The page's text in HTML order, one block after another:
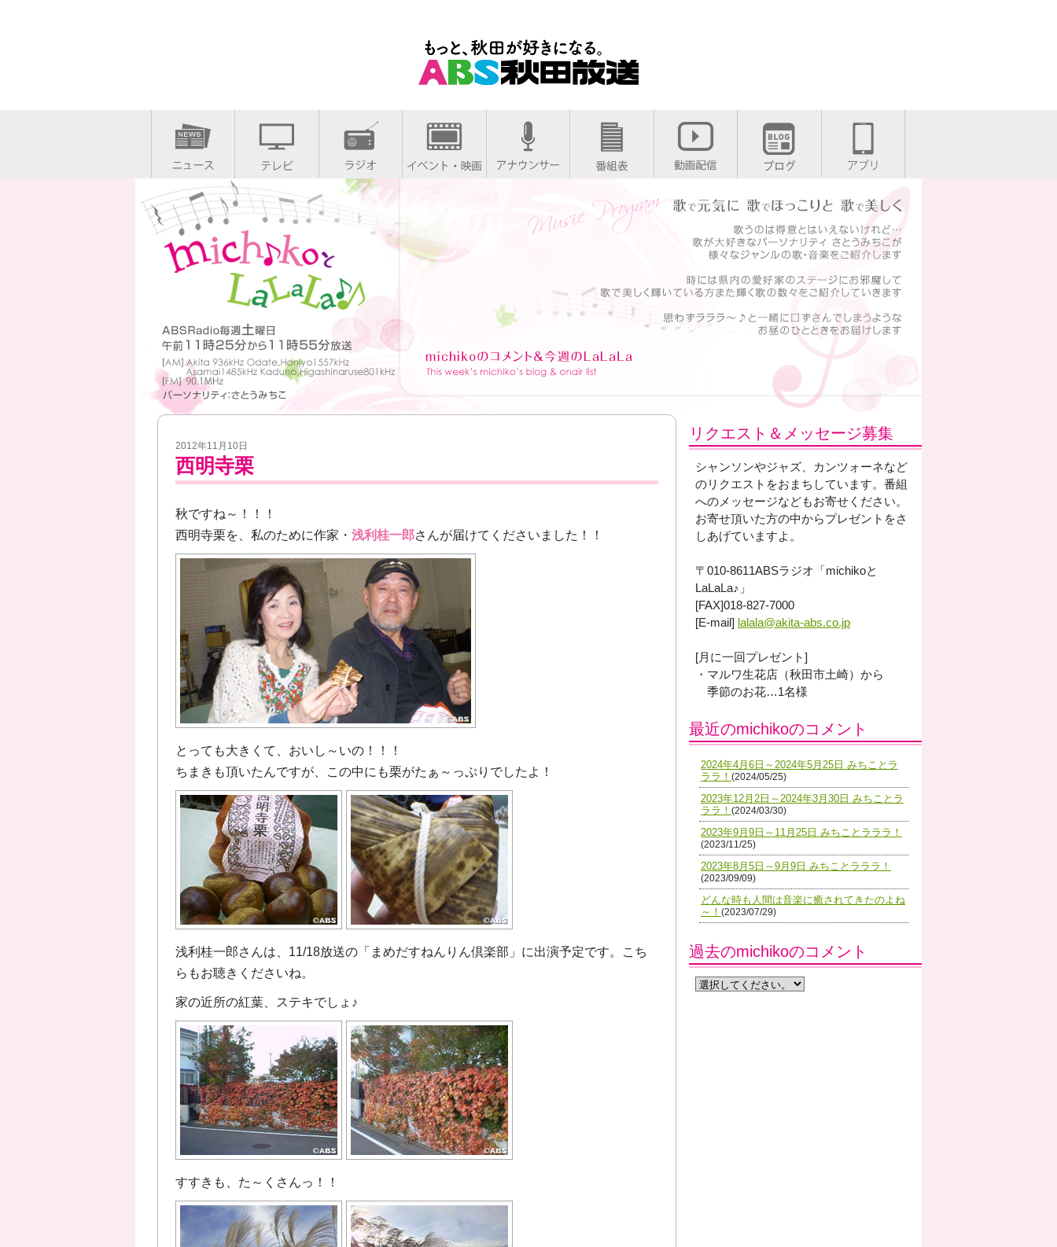
2012年11月10日
西明寺栗
秋ですね～！！！
西明寺栗を、私のために作家・浅利桂一郎さんが届けてくださいました！！
とっても大きくて、おいし～いの！！！
ちまきも頂いたんですが、この中にも栗がたぁ～っぷりでしたよ！
浅利桂一郎さんは、11/18放送の「まめだすねんりん倶楽部」に出演予定です。こち
らもお聴きくださいね。
家の近所の紅葉、ステキでしょ♪
すすきも、た～くさんっ！！
リクエスト＆メッセージ募集
シャンソンやジャズ、カンツォーネなど
のリクエストをおまちしています。番組
へのメッセージなどもお寄せください。
お寄せ頂いた方の中からプレゼントをさ
しあげていますよ。
〒010-8611ABSラジオ「michikoと
LaLaLa♪」
[FAX]018-827-7000
[E-mail] lalala@akita-abs.co.jp
[月に一回プレゼント]
・マルワ生花店（秋田市土崎）から
季節のお花…1名様
最近のmichikoのコメント
2024年4月6日～2024年5月25日 みちことラ
ララ！ (2024/05/25)
2023年12月2日～2024年3月30日 みちことラ
ララ！ (2024/03/30)
2023年9月9日～11月25日 みちことラララ！
(2023/11/25)
2023年8月5日～9月9日 みちことラララ！
(2023/09/09)
どんな時も人間は音楽に癒されてきたのよね
～！ (2023/07/29)
過去のmichikoのコメント